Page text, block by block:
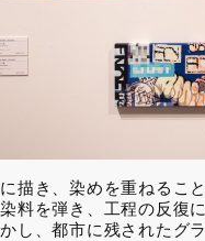
描き、染めを重ねるこ
料を弾き、工程の反復
し、都市に残されたグ